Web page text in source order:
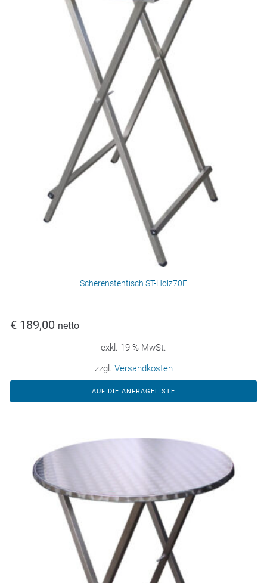
Scherenstehtisch ST-Holz70E
€ 189,00 netto
exkl. 19 % MwSt.
zzgl. Versandkosten
AUF DIE ANFRAGELISTE